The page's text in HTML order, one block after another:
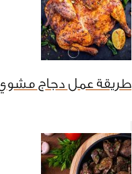
طريقة عمل دجاج مشوي